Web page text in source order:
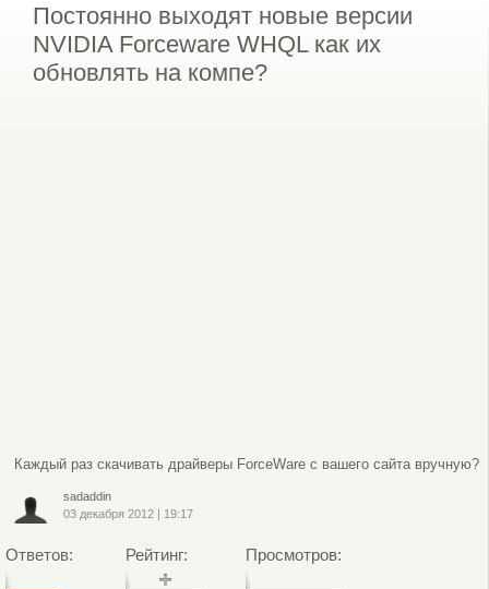
Постоянно выходят новые версии
NVIDIA Forceware WHQL как их
обновлять на компе?
Каждый раз скачивать драйверы ForceWare с вашего сайта вручную?
sadaddin
03 декабря 2012| 19:17
Ответов: Рейтинг: Просмотров: